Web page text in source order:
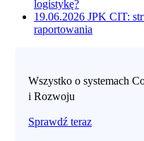
logistykę?
19.06.2026 JPK CIT:
raportowania
Wszystko o systemach
i Rozwoju
Sprawdź teraz